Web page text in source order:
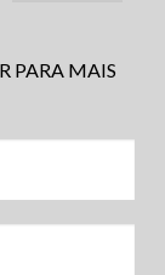
PARA MAIS